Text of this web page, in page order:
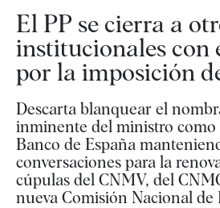
El PP se cierra a
institucionales con
por la imposición
Descarta blanquear el
inminente del ministro
Banco de España
conversaciones para la
cúpulas del CNMV, del
nueva Comisión Nacional de